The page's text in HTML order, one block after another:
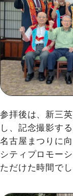
参拝後は、新三
し、記念撮影する
名古屋まつりに
シティプロモー
ただけた時間でし